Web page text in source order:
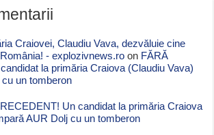
Craiovei, Claudiu Vava, dezvăluie cine
- explozivnews.ro on FĂRĂ
la primăria Craiova (Claudiu Vava)
un tomberon
Un candidat la primăria Craiova
AUR Dolj cu un tomberon